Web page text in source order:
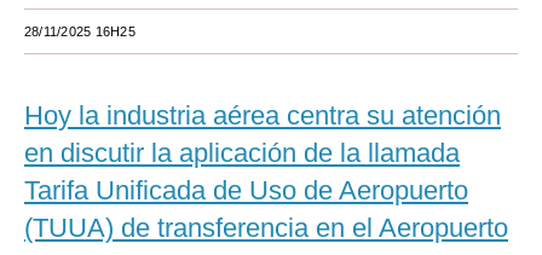
Mix
Notas Contratadas
Gestión TV
28/11/2025 16H25
Hoy la industria aérea centra su atención
en discutir la aplicación de la llamada
Tarifa Unificada de Uso de Aeropuerto
(TUUA) de transferencia en el Aeropuerto